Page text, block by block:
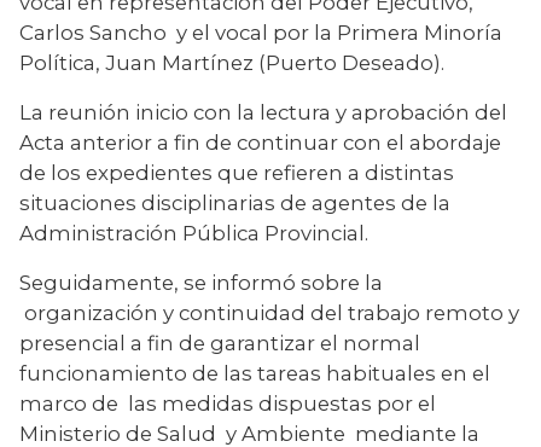
Carlos Sancho  y el vocal por la Primera Minoría
Política, Juan Martínez (Puerto Deseado).
La reunión inicio con la lectura y aprobación del
Acta anterior a fin de continuar con el abordaje
de los expedientes que refieren a distintas
situaciones disciplinarias de agentes de la
Administración Pública Provincial.
Seguidamente, se informó sobre la
organización y continuidad del trabajo remoto y
presencial a fin de garantizar el normal
funcionamiento de las tareas habituales en el
marco de  las medidas dispuestas por el
Ministerio de Salud  y Ambiente  mediante la